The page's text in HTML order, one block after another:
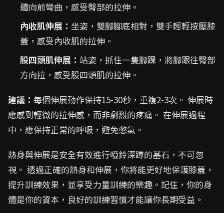
體向前彎曲，感受臀部的拉伸。
內收肌伸展： 坐姿，雙腳腳底相對，雙手輕輕按壓膝
蓋，感受內收肌的拉伸。
股四頭肌伸展： 站姿，抓住一隻腳踝，將腳跟往臀部
方向拉，感受股四頭肌的拉伸。
建議： 每個伸展動作保持15-30秒，重複2-3次。 伸展時
應感到輕微的拉伸感，而非劇烈的疼痛。 在伸展過程
中，應保持正常的呼吸，避免憋氣。
熱身與伸展是安全有效進行啞鈴深蹲的基石，不可忽
視。 透過正確的熱身和伸展，你將能更好地保護膝蓋，
提升訓練效果，並享受力量訓練的樂趣。記住，你的身
體是你的資本，良好的訓練習慣才能讓你長期受益。